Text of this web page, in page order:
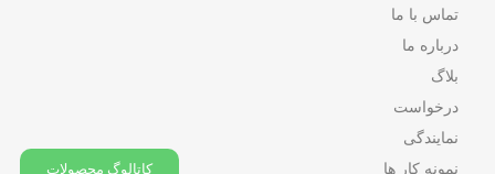
تماس با ما
درباره ما
بلاگ
درخواست
نمایندگی
نمونه کار ها
کاتالوگ محصولات